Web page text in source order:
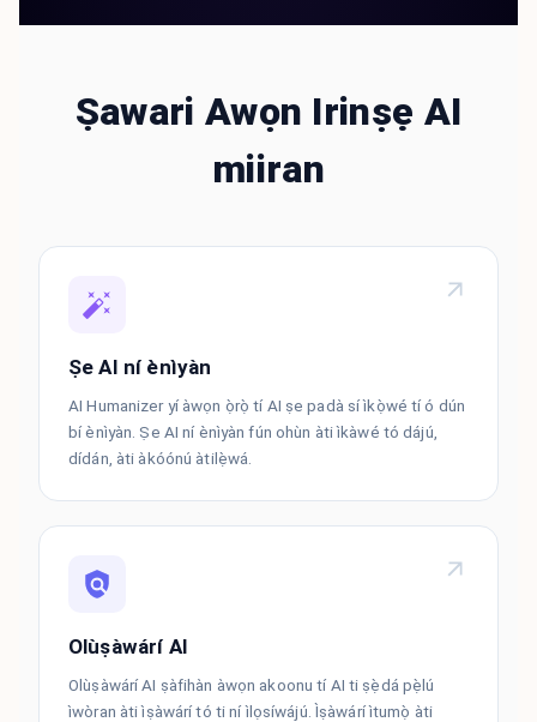
Ṣawari Awọn Irinṣẹ AI
miiran
Ṣe AI ní ènìyàn
AI Humanizer yí àwọn ọ̀rọ̀ tí AI ṣe padà sí ìkọ̀wé tí ó dún
bí ènìyàn. Ṣe AI ní ènìyàn fún ohùn àti ìkàwé tó dájú,
dídán, àti àkóónú àtilẹ̀wá.
Olùṣàwárí AI
Olùṣàwárí AI ṣàfihàn àwọn akoonu tí AI ti ṣẹ̀dá pẹ̀lú
ìwòran àti ìṣàwárí tó ti ní ìlọsíwájú. Ìṣàwárí ìtumọ̀ àti